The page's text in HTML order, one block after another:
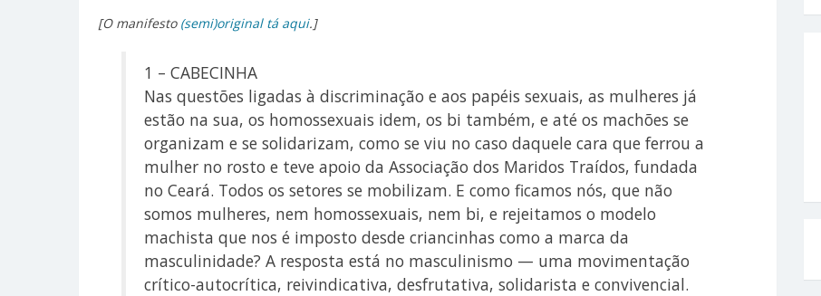
[O manifesto (semi)original tá aqui.]
1 – CABECINHA
Nas questões ligadas à discriminação e aos papéis sexuais, as mulheres já
estão na sua, os homossexuais idem, os bi também, e até os machões se
organizam e se solidarizam, como se viu no caso daquele cara que ferrou a
mulher no rosto e teve apoio da Associação dos Maridos Traídos, fundada
no Ceará. Todos os setores se mobilizam. E como ficamos nós, que não
somos mulheres, nem homossexuais, nem bi, e rejeitamos o modelo
machista que nos é imposto desde criancinhas como a marca da
masculinidade? A resposta está no masculinismo — uma movimentação
crítico-autocrítica, reivindicativa, desfrutativa, solidarista e convivencial.